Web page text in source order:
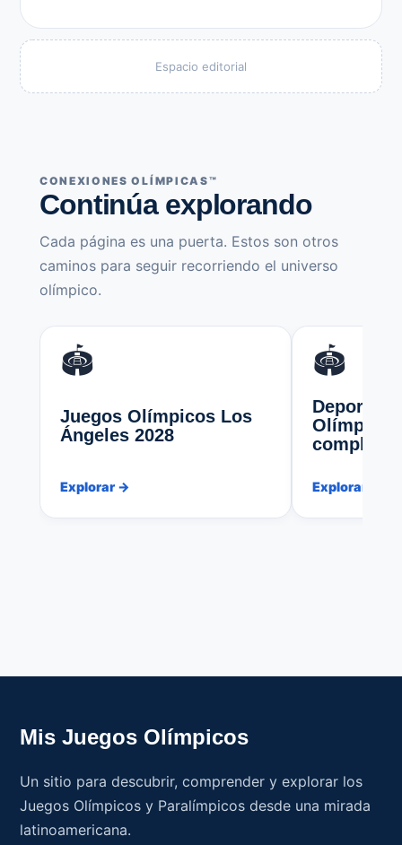
Espacio editorial
CONEXIONES OLÍMPICAS™
Continúa explorando
Cada página es una puerta. Estos son otros
caminos para seguir recorriendo el universo
olímpico.
🏟️
Juegos Olímpicos Los
Ángeles 2028
Explorar →
🏟️
Deportes
completa
Explorar →
Mis Juegos Olímpicos
Un sitio para descubrir, comprender y explorar los
Juegos Olímpicos y Paralímpicos desde una mirada
latinoamericana.